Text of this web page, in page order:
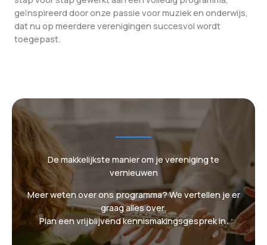
geïnspireerd door onze passie voor muziek en onderwijs,
dat nu op meerdere verenigingen succesvol wordt
toegepast.
De makkelijkste manier om je vereniging te
vernieuwen
Meer weten over ons programma? We vertellen je er
graag alles over.
Plan een vrijblijvend kennismakingsgesprek in.